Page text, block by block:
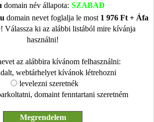
domain név állapota: SZABAD
domain nevet foglalja le most 1 976 Ft + Áfa
Válassza ki az alábbi listából mire kívánja
használni!
az alábbira kívánom felhasználni:
webtárhelyet kívánok létrehozni
levelezni szeretnék
domaint fenntartani szeretném